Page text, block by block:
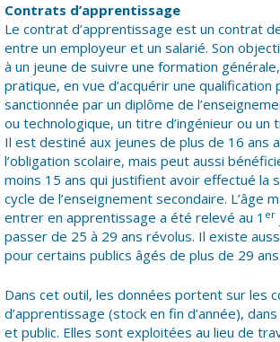
Contrats d’apprentissage
Le contrat d’apprentissage est un contrat
entre un employeur et un salarié. Son
à un jeune de suivre une formation
pratique, en vue d’acquérir une qualification
sanctionnée par un diplôme de
ou technologique, un titre d’ingénieur ou
Il est destiné aux jeunes de plus de 16 ans
l’obligation scolaire, mais peut aussi
moins 15 ans qui justifient avoir effectué la
cycle de l’enseignement secondaire. L’âge
entrer en apprentissage a été relevé au 1 er
passer de 25 à 29 ans révolus. Il existe
pour certains publics âgés de plus de 29 ans.
Dans cet outil, les données portent sur les
d’apprentissage (stock en fin d’année),
et public. Elles sont exploitées au lieu de